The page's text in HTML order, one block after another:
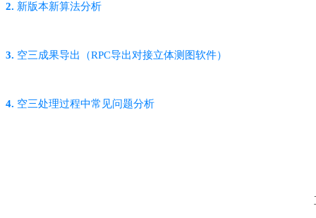
2. 新版本新算法分析
3. 空三成果导出（RPC导出对接立体测图软件）
4. 空三处理过程中常见问题分析